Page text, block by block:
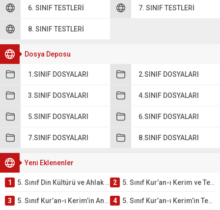
6. SINIF TESTLERI 7. SINIF TESTLERI
8. SINIF TESTLERI
Dosya Deposu
1.SINIF DOSYALARI 2.SINIF DOSYALARI
3.SINIF DOSYALARI 4.SINIF DOSYALARI
5.SINIF DOSYALARI 6.SINIF DOSYALARI
7.SINIF DOSYALARI 8.SINIF DOSYALARI
Yeni Eklenenler
1 5. Sınıf Din Kültürü ve Ahlak Bilgisi 2. Ünite: Kur’an-ı Kerim Çalışmaları 2 5. Sınıf Kur’an-ı Kerim ve Temel Özellikleri Testi – Online Çöz
3 5. Sınıf Kur’an-ı Kerim’in Ana Konuları Testi – Online Çöz 4 5. Sınıf Kur’an-ı Kerim’in Temel Özellikleri ve Önemi Testi – Online Çöz